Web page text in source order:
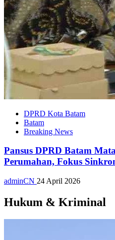
DPRD Kota Batam
Batam
Breaking News
Pansus DPRD Batam
Perumahan, Fokus
adminCN 24 April 2026
Hukum & Kriminal